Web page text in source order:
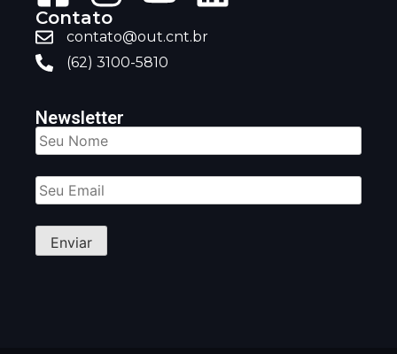
Contato
contato@out.cnt.br
(62) 3100-5810
Newsletter